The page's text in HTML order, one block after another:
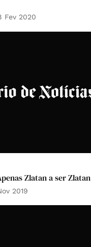
Fev 2020
Zlatan a ser Zlatan
2019